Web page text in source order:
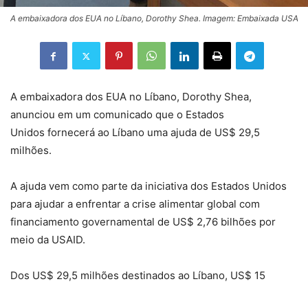
A embaixadora dos EUA no Líbano, Dorothy Shea. Imagem: Embaixada USA
A embaixadora dos EUA no Líbano, Dorothy Shea,
anunciou em um comunicado que o Estados
Unidos fornecerá ao Líbano uma ajuda de US$ 29,5
milhões.
A ajuda vem como parte da iniciativa dos Estados Unidos
para ajudar a enfrentar a crise alimentar global com
financiamento governamental de US$ 2,76 bilhões por
meio da USAID.
Dos US$ 29,5 milhões destinados ao Líbano, US$ 15